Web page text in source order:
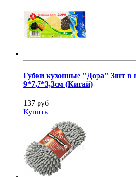
Губки кухонные "Дора" 3шт в
9*7,7*3,3см (Китай)
137 руб
Купить